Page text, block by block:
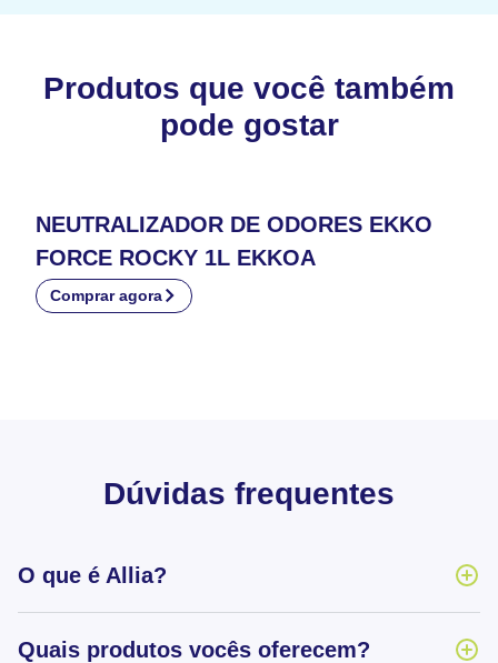
Produtos que você também
pode gostar
NEUTRALIZADOR DE ODORES EKKO
FORCE ROCKY 1L EKKOA
Comprar agora
Dúvidas frequentes
O que é Allia?
Quais produtos vocês oferecem?